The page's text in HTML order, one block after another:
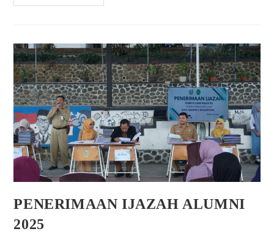
PENERIMAAN IJAZAH ALUMNI
2025